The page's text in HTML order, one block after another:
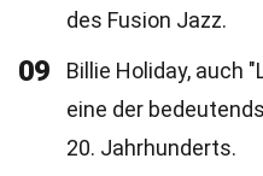
des Fusion Jazz.
09
Billie Holiday, auch
eine der
20. Jahrhunderts.